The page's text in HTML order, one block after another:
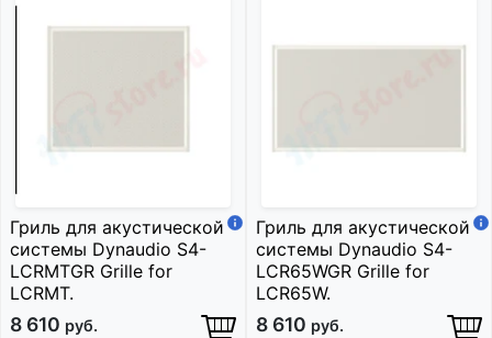
Гриль для акустической
системы Dynaudio S4-
LCRMTGR Grille for
LCRMT.
8 610 руб.
Гриль для акустической
системы Dynaudio S4-
LCR65WGR Grille for
LCR65W.
8 610 руб.